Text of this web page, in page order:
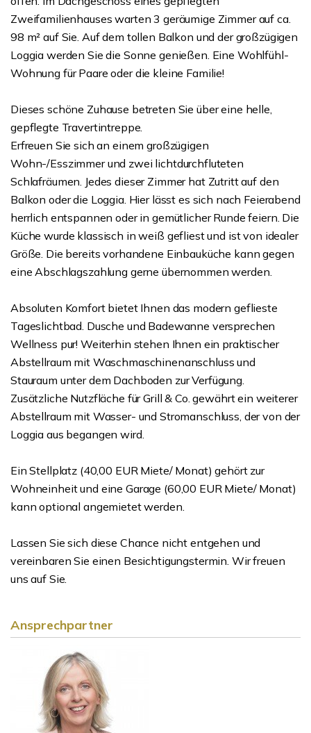
Zweifamilienhauses warten 3 geräumige Zimmer auf ca.
98 m² auf Sie. Auf dem tollen Balkon und der großzügigen
Loggia werden Sie die Sonne genießen. Eine Wohlfühl-
Wohnung für Paare oder die kleine Familie!
Dieses schöne Zuhause betreten Sie über eine helle,
gepflegte Travertintreppe.
Erfreuen Sie sich an einem großzügigen
Wohn-/Esszimmer und zwei lichtdurchfluteten
Schlafräumen. Jedes dieser Zimmer hat Zutritt auf den
Balkon oder die Loggia. Hier lässt es sich nach Feierabend
herrlich entspannen oder in gemütlicher Runde feiern. Die
Küche wurde klassisch in weiß gefliest und ist von idealer
Größe. Die bereits vorhandene Einbauküche kann gegen
eine Abschlagszahlung gerne übernommen werden.
Absoluten Komfort bietet Ihnen das modern geflieste
Tageslichtbad. Dusche und Badewanne versprechen
Wellness pur! Weiterhin stehen Ihnen ein praktischer
Abstellraum mit Waschmaschinenanschluss und
Stauraum unter dem Dachboden zur Verfügung.
Zusätzliche Nutzfläche für Grill & Co. gewährt ein weiterer
Abstellraum mit Wasser- und Stromanschluss, der von der
Loggia aus begangen wird.
Ein Stellplatz (40,00 EUR Miete/ Monat) gehört zur
Wohneinheit und eine Garage (60,00 EUR Miete/ Monat)
kann optional angemietet werden.
Lassen Sie sich diese Chance nicht entgehen und
vereinbaren Sie einen Besichtigungstermin. Wir freuen
uns auf Sie.
Ansprechpartner